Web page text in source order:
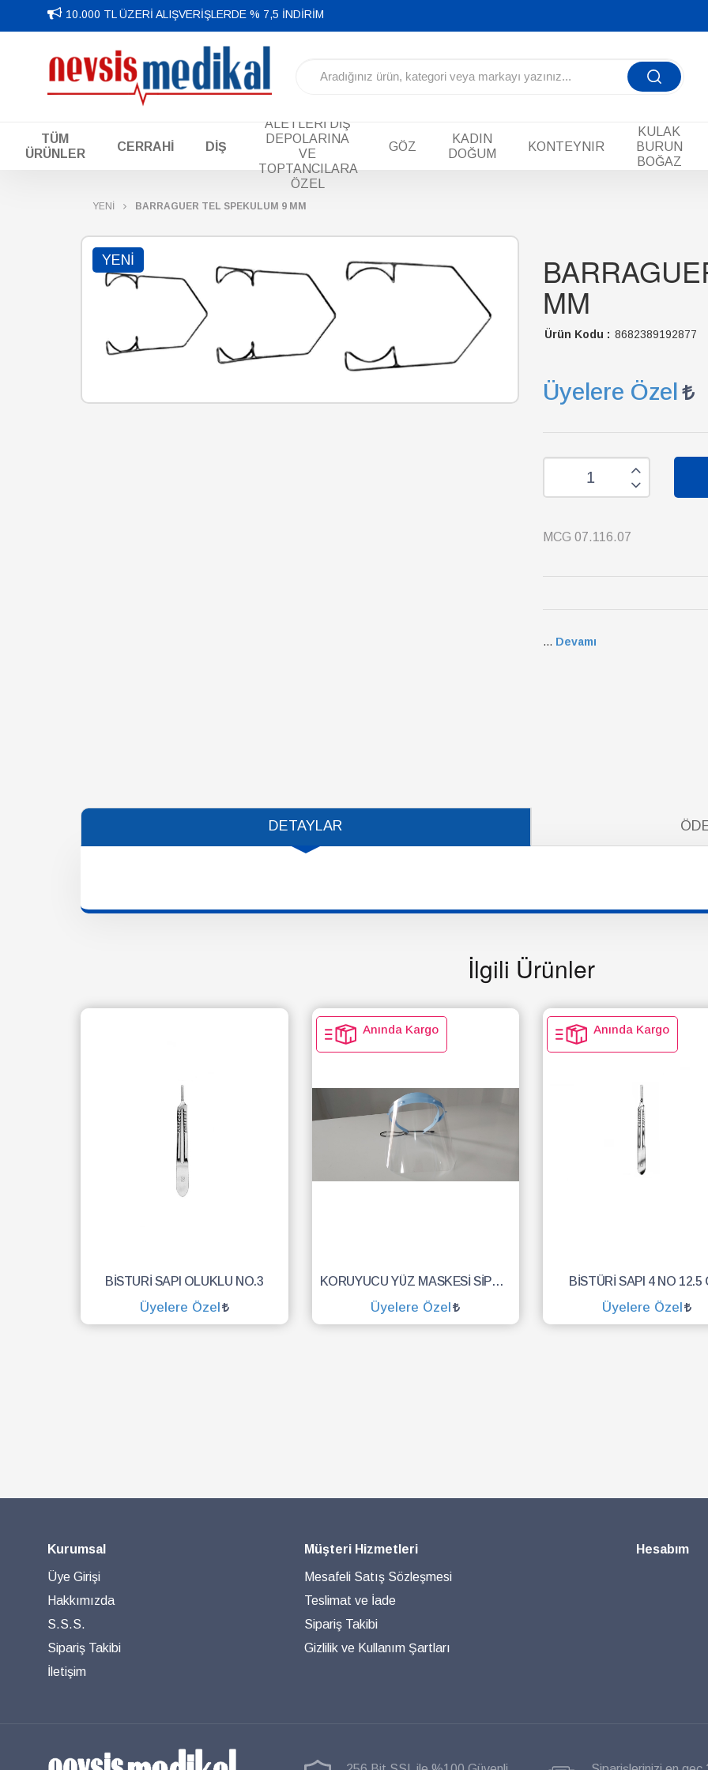
10.000 TL ÜZERİ ALIŞVERİŞLERDE % 7,5 İNDİRİM
TÜM
ÜRÜNLER
CERRAHİ DİŞ
ALETLERİ DİŞ
DEPOLARINA
VE
TOPTANCILARA
ÖZEL
GÖZ
KADIN
DOĞUM
KONTEYNIR
KULAK
BURUN
BOĞAZ
YENİ BARRAGUER TEL SPEKULUM 9 MM
YENI
MM
Ürün Kodu : 8682389192877
Üyelere Özel
MCG 07.116.07
... Devamı
DETAYLAR
İlgili Ürünler
BİSTURİ SAPI OLUKLU NO.3
Üyelere Özel
Anında Kargo
KORUYUCU YÜZ MASKESİ SİPERLİK.YÜZ KALKANI.DENTAL MASKE
Üyelere Özel
Anında Kargo
BİSTÜRİ SAPI 4 NO 12.5
Üyelere Özel
Kurumsal
Üye Girişi
Hakkımızda
S.S.S.
Sipariş Takibi
İletişim
Müşteri Hizmetleri
Mesafeli Satış Sözleşmesi
Teslimat ve İade
Sipariş Takibi
Gizlilik ve Kullanım Şartları
Hesabım